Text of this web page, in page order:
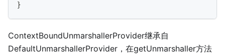
}
ContextBoundUnmarshallerProvider继承自
DefaultUnmarshallerProvider，在getUnmarshaller方法